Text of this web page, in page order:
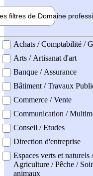
filtres de Domaine pro
professionel
Achats / Comptabilité /
Arts / Artisanat d'art
Banque / Assurance
Bâtiment / Travaux
Commerce / Vente
Communication /
Conseil / Etudes
Direction d'entreprise
Espaces verts et naturels /
Agriculture / Pêche /
animaux